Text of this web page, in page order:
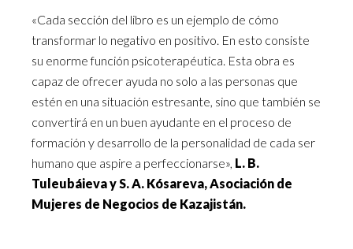
«Cada sección del libro es un ejemplo de cómo
transformar lo negativo en positivo. En esto consiste
su enorme función psicoterapéutica. Esta obra es
capaz de ofrecer ayuda no solo a las personas que
estén en una situación estresante, sino que también se
convertirá en un buen ayudante en el proceso de
formación y desarrollo de la personalidad de cada ser
humano que aspire a perfeccionarse», L. B.
Tuleubáieva y S. A. Kósareva, Asociación de
Mujeres de Negocios de Kazajistán.